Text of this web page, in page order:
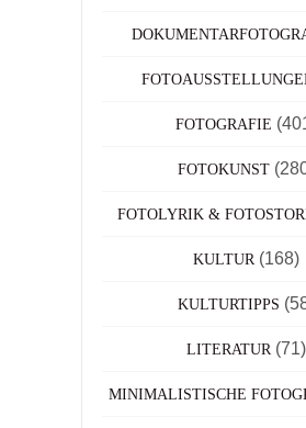
FOTOGRAFIE
FOTOKUNST
FOTOLYRIK &
KULTUR (168)
KULTURTIPPS
LITERATUR (71)
MINIMALISTISCHE